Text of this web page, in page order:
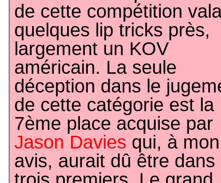
de cette compétition
quelques lip tricks près,
largement un KOV
américain. La seule
déception dans le
de cette catégorie est la
7ème place acquise par
Jason Davies qui, à mon
avis, aurait dû être dans